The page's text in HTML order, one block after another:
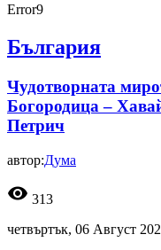
Error9
България
Чудотворната
Богородица –
Петрич
автор:Дума
visibility 313
четвъртък, 06 Август